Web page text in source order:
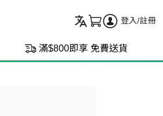
登入/註冊
滿$800即享 免費送貨